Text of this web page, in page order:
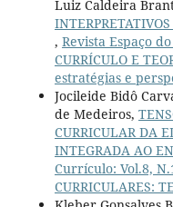
Luiz Caldeira
, Revista Espaço
CURRÍCULO E
estratégias e
Jocileide Bidô
de Medeiros,
CURRICULAR DA
INTEGRADA AO
Currículo: Vol.8,
CURRICULARES: